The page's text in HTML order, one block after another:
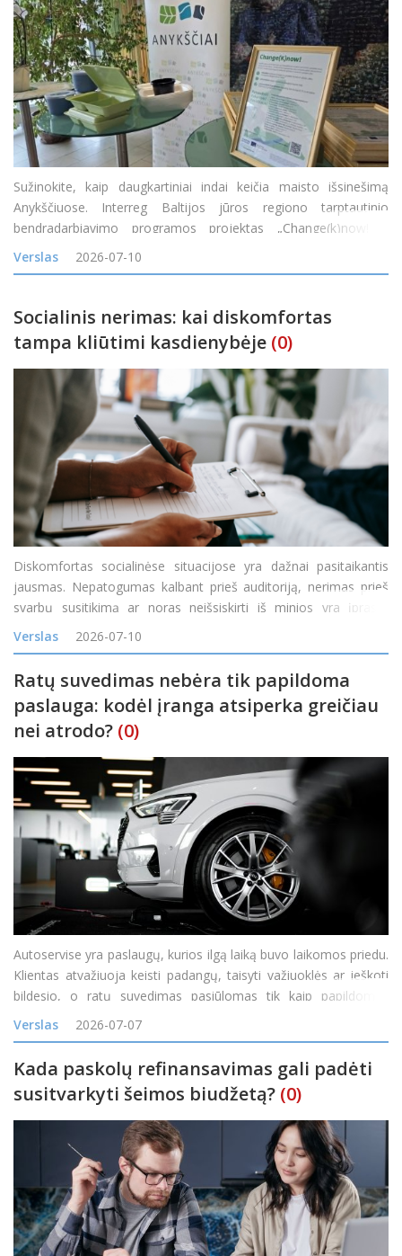
Sužinokite, kaip daugkartiniai indai keičia maisto išsinešimą
Anykščiuose. Interreg Baltijos jūros regiono tarptautinio
bendradarbiavimo programos projektas „Change(k)now! –
mąstysenos keitimas nuo vienkartinio naudojimo į žiedines arba
Verslas 2026-07-10
Socialinis nerimas: kai diskomfortas
tampa kliūtimi kasdienybėje (0)
Diskomfortas socialinėse situacijose yra dažnai pasitaikantis
jausmas. Nepatogumas kalbant prieš auditoriją, nerimas prieš
svarbų susitikimą ar noras neišsiskirti iš minios yra įprasta
reakcija į tam tikras situacijas. Tačiau kai diskomfortas tampa
Verslas 2026-07-10
Ratų suvedimas nebėra tik papildoma
paslauga: kodėl įranga atsiperka greičiau
nei atrodo? (0)
Autoservise yra paslaugų, kurios ilgą laiką buvo laikomos priedu.
Klientas atvažiuoja keisti padangų, taisyti važiuoklės ar ieškoti
bildesio, o ratų suvedimas pasiūlomas tik kaip papildomas
darbas. Tačiau vis daugiau servisų pastebi, kad toks požiūris
Verslas 2026-07-07
Kada paskolų refinansavimas gali padėti
susitvarkyti šeimos biudžetą? (0)